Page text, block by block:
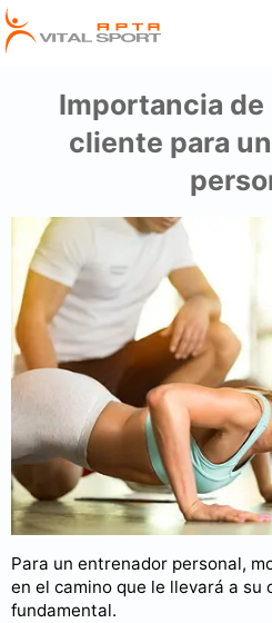
Importancia de
cliente para
Para un entrenador personal,
en el camino que le llevará a su
fundamental.